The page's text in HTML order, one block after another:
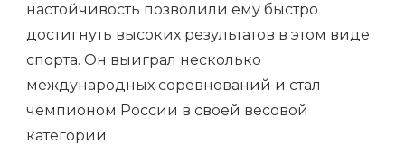
настойчивость позволили ему быстро
достигнуть высоких результатов в этом виде
спорта. Он выиграл несколько
международных соревнований и стал
чемпионом России в своей весовой
категории.